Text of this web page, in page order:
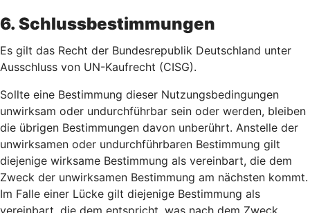
6. Schlussbestimmungen
Es gilt das Recht der Bundesrepublik Deutschland unter
Ausschluss von UN-Kaufrecht (CISG).
Sollte eine Bestimmung dieser Nutzungsbedingungen
unwirksam oder undurchführbar sein oder werden, bleiben
die übrigen Bestimmungen davon unberührt. Anstelle der
unwirksamen oder undurchführbaren Bestimmung gilt
diejenige wirksame Bestimmung als vereinbart, die dem
Zweck der unwirksamen Bestimmung am nächsten kommt.
Im Falle einer Lücke gilt diejenige Bestimmung als
vereinbart, die dem entspricht, was nach dem Zweck